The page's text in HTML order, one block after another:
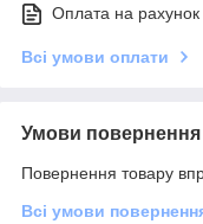
Оплата на рахунок
Всі умови оплати
Умови повернення
Повернення товару
Всі умови